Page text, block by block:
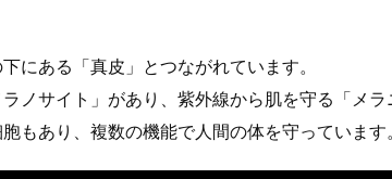
にある「真皮」とつながれています。
ノサイト」があり、紫外線から肌を守る「メ
もあり、複数の機能で人間の体を守っています